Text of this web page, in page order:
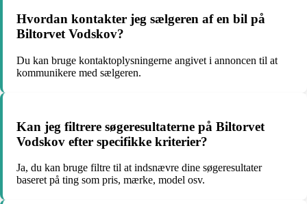
Hvordan kontakter jeg sælgeren af en bil på
Biltorvet Vodskov?
Du kan bruge kontaktoplysningerne angivet i annoncen til at
kommunikere med sælgeren.
Kan jeg filtrere søgeresultaterne på Biltorvet
Vodskov efter specifikke kriterier?
Ja, du kan bruge filtre til at indsnævre dine søgeresultater
baseret på ting som pris, mærke, model osv.